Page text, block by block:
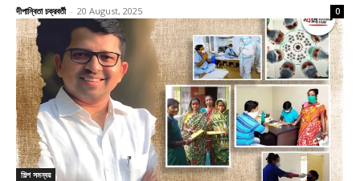
দীপান্বিতা চক্রবর্তী - 20 August, 2025 0
শিল্প সমন্বয়